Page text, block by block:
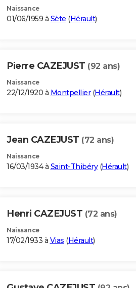
Naissance
01/06/1959 à Sète (Hérault)
Pierre CAZEJUST (92 ans)
Naissance
22/12/1920 à Montpellier(Hérault)
Jean CAZEJUST (72 ans)
Naissance
16/03/1934 à Saint-Thibéry(Hérault)
Henri CAZEJUST (72 ans)
Naissance
17/02/1933 à Vias (Hérault)